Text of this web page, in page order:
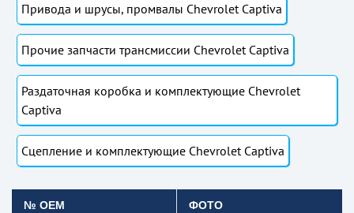
Привода и шрусы, промвалы Chevrolet Captiva
Прочие запчасти трансмиссии Chevrolet Captiva
Раздаточная коробка и комплектующие Chevrolet
Captiva
Сцепление и комплектующие Chevrolet Captiva
№ OEM ФОТО